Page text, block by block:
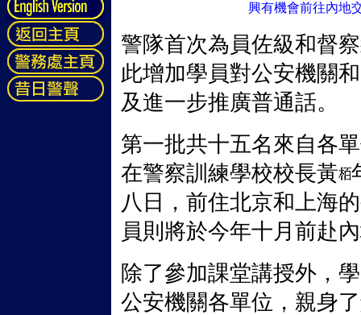
興有機會前往內地
警隊首次為員佐級和督
此增加學員對公安機關
及進一步推廣普通話。
第一批共十五名來自各
在警察訓練學校校長黃
八日，前住北京和上海
員則將於今年十月前赴
除了參加課堂講授外，
公安機關各單位，親身